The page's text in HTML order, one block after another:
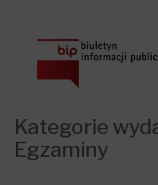
Kategorie
Egzaminy